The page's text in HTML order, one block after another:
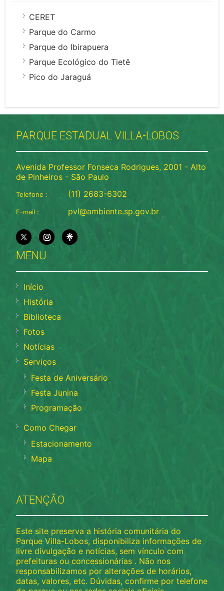
CERET
Parque do Carmo
Parque do Ibirapuera
Parque Ecológico do Tietê
Pico do Jaraguá
PARQUE ESTADUAL VILLA-LOBOS
Avenida Professor Fonseca Rodrigues, 2001 - Alto
de Pinheiros - São Paulo
Telefone : (11) 2683-6302
E-mail : pvl@ambiente.sp.gov.br
MENU
Início
História
Biblioteca
Fotos
Notícias
Serviços
Festa de Aniversário
Festa Junina
Programação
Como Chegar
Estacionamento
Mapa
ATENÇÃO
Este site preserva a história comunitária do
Parque Villa-Lobos, disponibiliza informações de
livre divulgação e notícias, sem vínculo com
prefeituras ou concessionárias . Não nos
responsabilizamos por alterações de horários,
datas, valores, etc. Dúvidas, confirme por telefone